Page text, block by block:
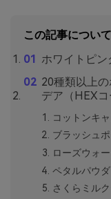
この記事について
ホワイトピ
20種類以上
デア（HEXコ
コットンキ
ブラッシュ
ローズウォ
ペタルパウ
さくらミル